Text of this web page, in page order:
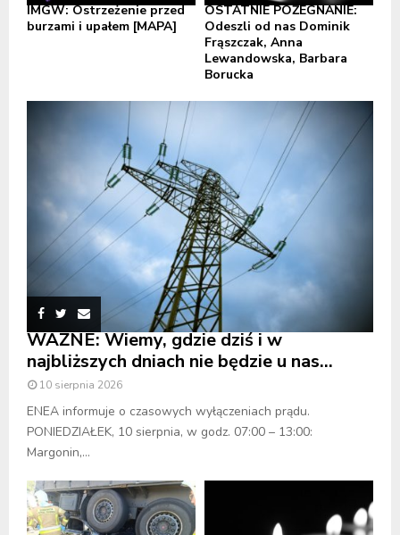
IMGW: Ostrzeżenie przed
burzami i upałem [MAPA]
OSTATNIE POŻEGNANIE:
Odeszli od nas Dominik
Frąszczak, Anna
Lewandowska, Barbara
Borucka
WAŻNE: Wiemy, gdzie dziś i w
najbliższych dniach nie będzie u nas...
10 sierpnia 2026
ENEA informuje o czasowych wyłączeniach prądu.
PONIEDZIAŁEK, 10 sierpnia, w godz. 07:00 – 13:00:
Margonin,...